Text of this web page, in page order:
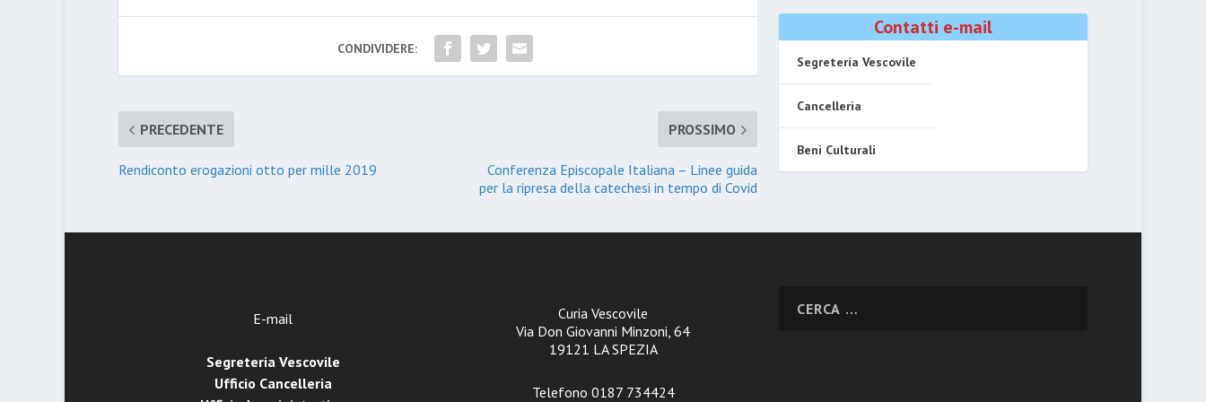
CONDIVIDERE:
PRECEDENTE
Rendiconto erogazioni otto per mille 2019
PROSSIMO
Conferenza Episcopale Italiana – Linee guida
per la ripresa della catechesi in tempo di Covid
Contatti e-mail
Segreteria Vescovile
Cancelleria
Beni Culturali
E-mail
Segreteria Vescovile
Ufficio Cancelleria
Curia Vescovile
Via Don Giovanni Minzoni, 64
19121 LA SPEZIA
Telefono 0187 734424